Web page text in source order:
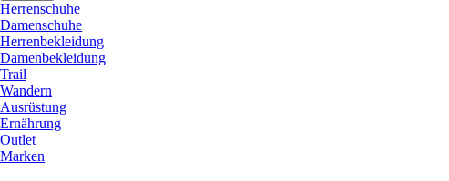
Herrenschuhe
Damenschuhe
Herrenbekleidung
Damenbekleidung
Trail
Wandern
Ausrüstung
Ernährung
Outlet
Marken